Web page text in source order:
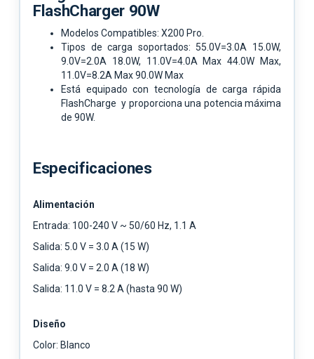
FlashCharger 90W
Modelos Compatibles: X200 Pro.
Tipos de carga soportados: 55.0V=3.0A 15.0W,
9.0V=2.0A 18.0W, 11.0V=4.0A Max 44.0W Max,
11.0V=8.2A Max 90.0W Max
Está equipado con tecnología de carga rápida
FlashCharge y proporciona una potencia máxima
de 90W.
Especificaciones
Alimentación
Entrada: 100-240 V ~ 50/60 Hz, 1.1 A
Salida: 5.0 V = 3.0 A (15 W)
Salida: 9.0 V = 2.0 A (18 W)
Salida: 11.0 V = 8.2 A (hasta 90 W)
Diseño
Color: Blanco